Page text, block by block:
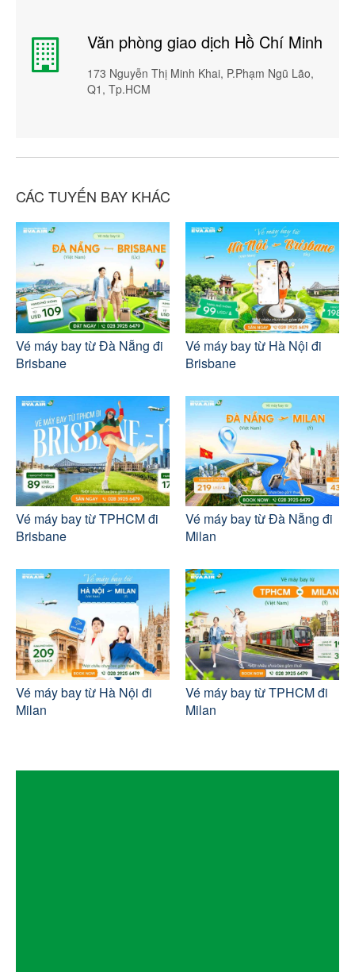
Văn phòng giao dịch Hồ Chí Minh
173 Nguyễn Thị Minh Khai, P.Phạm Ngũ Lão,
Q1, Tp.HCM
CÁC TUYẾN BAY KHÁC
Vé máy bay từ Đà Nẵng đi
Brisbane
Vé máy bay từ Hà Nội đi
Brisbane
Vé máy bay từ TPHCM đi
Brisbane
Vé máy bay từ Đà Nẵng đi
Milan
Vé máy bay từ Hà Nội đi
Milan
Vé máy bay từ TPHCM đi
Milan